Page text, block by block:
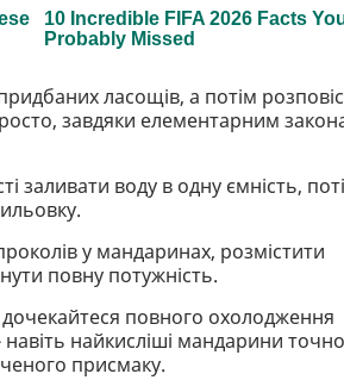
ласощів, а потім
завдяки елементарним
заливати воду в одну ємність,
у мандаринах, розмістити
повну потужність.
повного охолодження
навіть найкисліші мандарини точно
присмаку.